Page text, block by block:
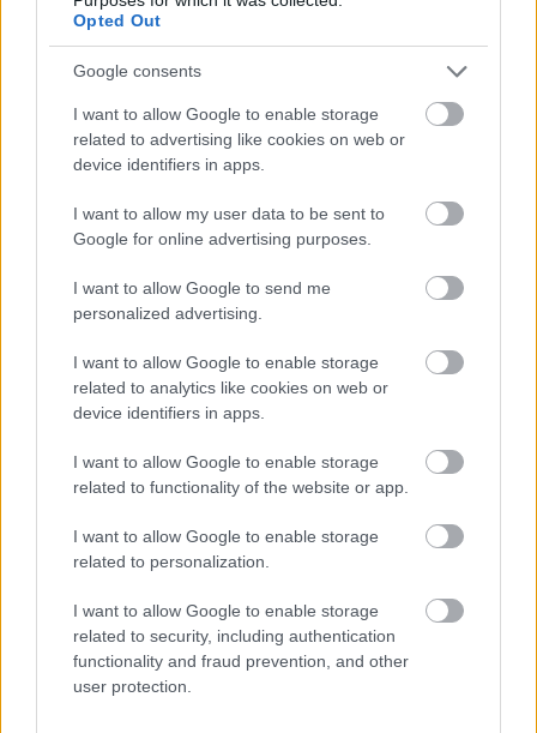
Opted Out
Google consents
I want to allow Google to enable storage
related to advertising like cookies on web or
device identifiers in apps.
I want to allow my user data to be sent to
Google for online advertising purposes.
I want to allow Google to send me
personalized advertising.
I want to allow Google to enable storage
related to analytics like cookies on web or
device identifiers in apps.
I want to allow Google to enable storage
related to functionality of the website or app.
I want to allow Google to enable storage
related to personalization.
I want to allow Google to enable storage
related to security, including authentication
functionality and fraud prevention, and other
user protection.
– Jeg lider virkelig med henne
Så dramaet på kloss hold: Et øyeblikk kjempet Lou Jeanmonnot
klumpen i halsen idet hun ser verdenscupdrømmen knuses.